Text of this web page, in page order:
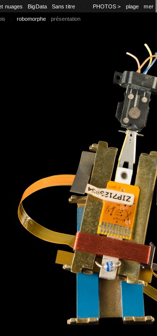
nuages BigData Sans titre PHOTOS > plage mer
robomorphe présentation